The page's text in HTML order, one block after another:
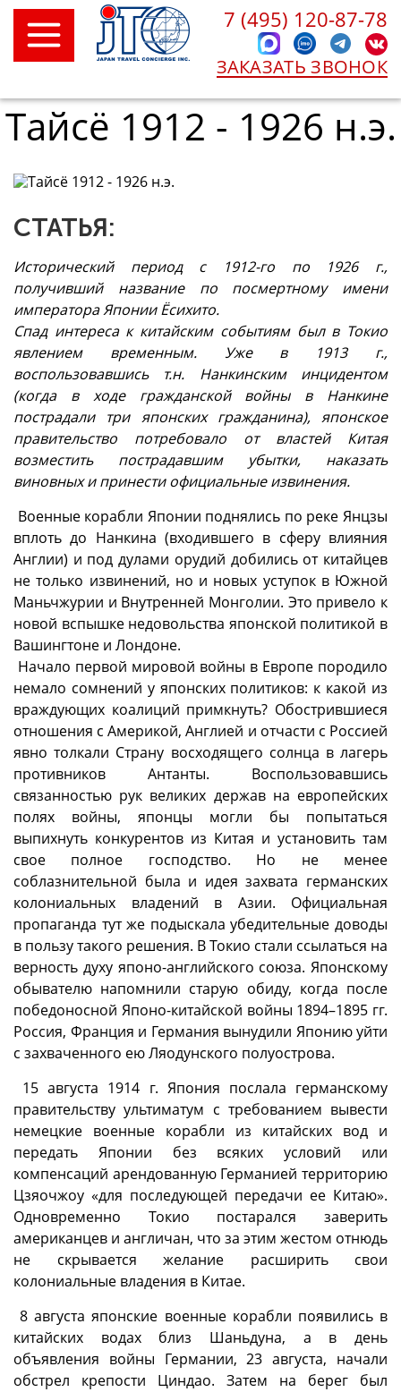
7 (495) 120-87-78
ЗАКАЗАТЬ ЗВОНОК
Тайсё 1912 - 1926 н.э.
СТАТЬЯ:
Исторический период с 1912-го по 1926 г.,
получивший название по посмертному имени
императора Японии Ёсихито.
Спад интереса к китайским событиям был в Токио
явлением временным. Уже в 1913 г.,
воспользовавшись т.н. Нанкинским инцидентом
(когда в ходе гражданской войны в Нанкине
пострадали три японских гражданина), японское
правительство потребовало от властей Китая
возместить пострадавшим убытки, наказать
виновных и принести официальные извинения.
Военные корабли Японии поднялись по реке Янцзы
вплоть до Нанкина (входившего в сферу влияния
Англии) и под дулами орудий добились от китайцев
не только извинений, но и новых уступок в Южной
Маньчжурии и Внутренней Монголии. Это привело к
новой вспышке недовольства японской политикой в
Вашингтоне и Лондоне.
Начало первой мировой войны в Европе породило
немало сомнений у японских политиков: к какой из
враждующих коалиций примкнуть? Обострившиеся
отношения с Америкой, Англией и отчасти с Россией
явно толкали Страну восходящего солнца в лагерь
противников Антанты. Воспользовавшись
связанностью рук великих держав на европейских
полях войны, японцы могли бы попытаться
выпихнуть конкурентов из Китая и установить там
свое полное господство. Но не менее
соблазнительной была и идея захвата германских
колониальных владений в Азии. Официальная
пропаганда тут же подыскала убедительные доводы
в пользу такого решения. В Токио стали ссылаться на
верность духу японо-английского союза. Японскому
обывателю напомнили старую обиду, когда после
победоносной Японо-китайской войны 1894–1895 гг.
Россия, Франция и Германия вынудили Японию уйти
с захваченного ею Ляодунского полуострова.
15 августа 1914 г. Япония послала германскому
правительству ультиматум с требованием вывести
немецкие военные корабли из китайских вод и
передать Японии без всяких условий или
компенсаций арендованную Германией территорию
Цзяочжоу «для последующей передачи ее Китаю».
Одновременно Токио постарался заверить
американцев и англичан, что за этим жестом отнюдь
не скрывается желание расширить свои
колониальные владения в Китае.
8 августа японские военные корабли появились в
китайских водах близ Шаньдуна, а в день
объявления войны Германии, 23 августа, начали
обстрел крепости Циндао. Затем на берег был